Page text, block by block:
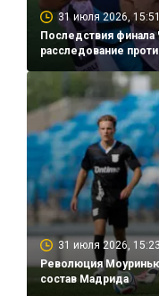
31 июля 2026, 15:51
Последствия
расследование
31 июля 2026, 15:23
Революция
состав Мадрида